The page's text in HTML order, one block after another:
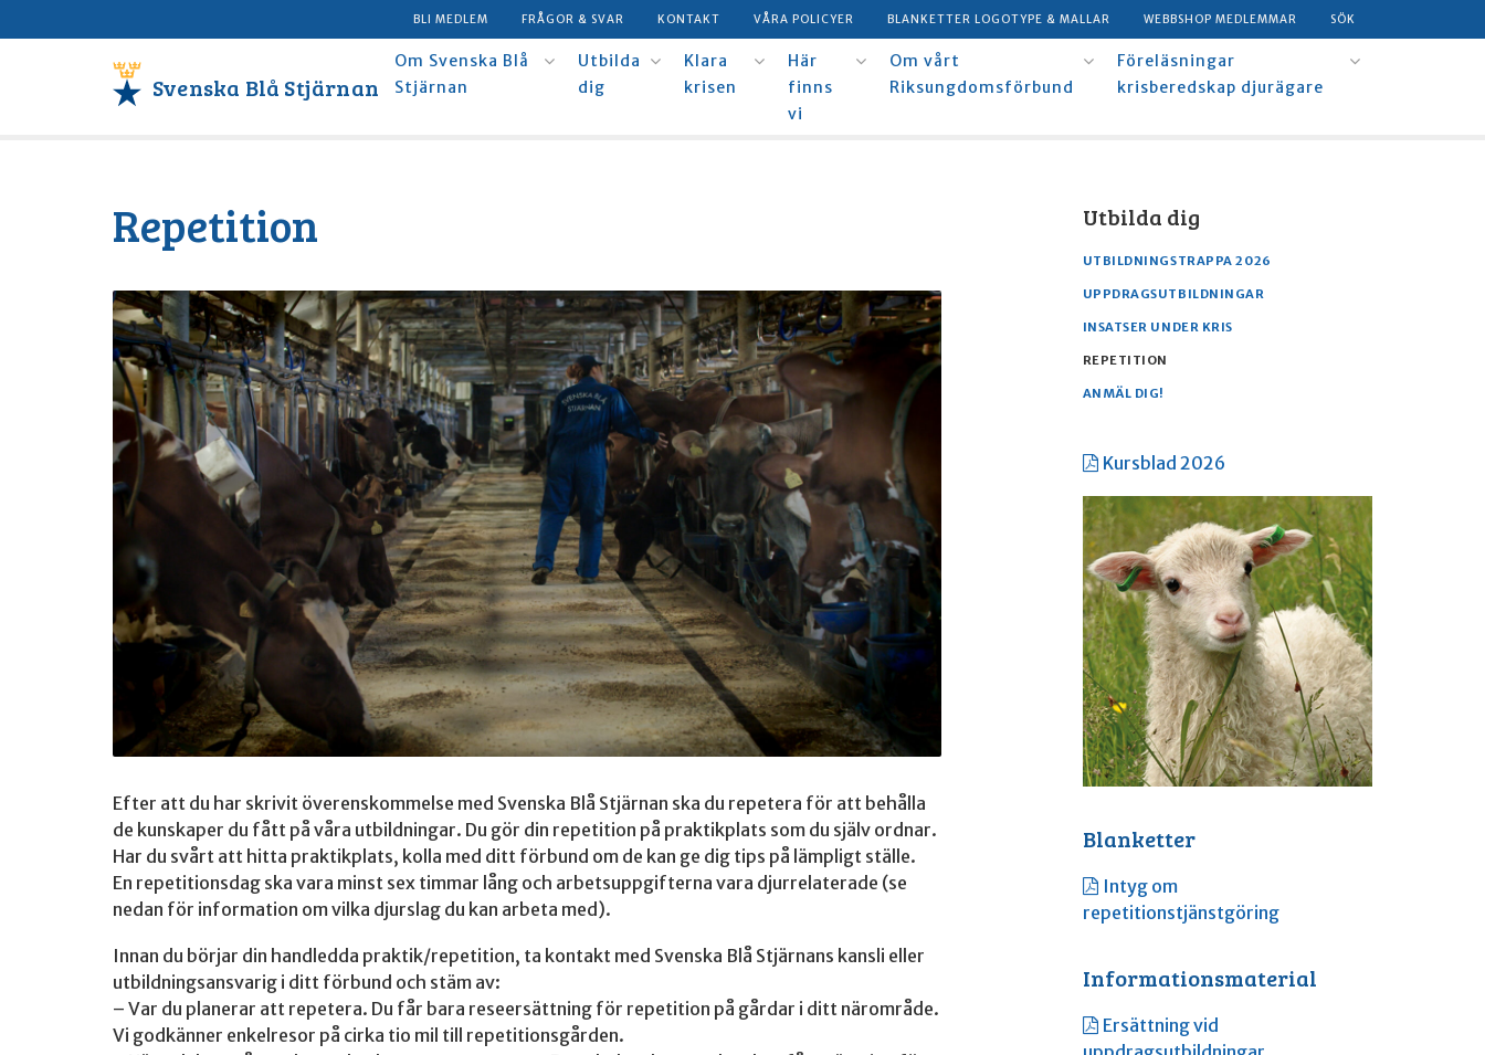
BLI MEDLEM FRÅGOR & SVAR KONTAKT VÅRA POLICYER BLANKETTER LOGOTYPE & MALLAR WEBBSHOP MEDLEMMAR SÖK
Svenska Blå Stjärnan
Om Svenska Blå
Stjärnan
Utbilda
dig
Klara
krisen
Här
finns
vi
Om vårt
Riksungdomsförbund
Föreläsningar
krisberedskap djurägare
Repetition
Efter att du har skrivit överenskommelse med Svenska Blå Stjärnan ska du repetera för att behålla
de kunskaper du fått på våra utbildningar. Du gör din repetition på praktikplats som du själv ordnar.
Har du svårt att hitta praktikplats, kolla med ditt förbund om de kan ge dig tips på lämpligt ställe.
En repetitionsdag ska vara minst sex timmar lång och arbetsuppgifterna vara djurrelaterade (se
nedan för information om vilka djurslag du kan arbeta med).
Innan du börjar din handledda praktik/repetition, ta kontakt med Svenska Blå Stjärnans kansli eller
utbildningsansvarig i ditt förbund och stäm av:
– Var du planerar att repetera. Du får bara reseersättning för repetition på gårdar i ditt närområde.
Vi godkänner enkelresor på cirka tio mil till repetitionsgården.
Utbilda dig
UTBILDNINGSTRAPPA 2026
UPPDRAGSUTBILDNINGAR
INSATSER UNDER KRIS
REPETITION
ANMÄL DIG!
Kursblad 2026
Blanketter
Intyg om
repetitionstjänstgöring
Informationsmaterial
Ersättning vid